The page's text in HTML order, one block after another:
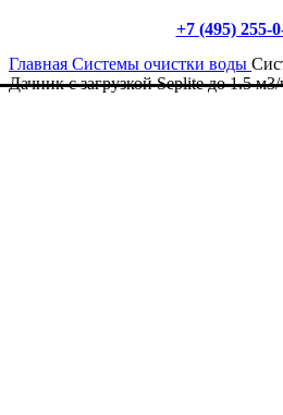
+7 (495) 255-
Главная Системы очистки воды
Дачник с загрузкой Seplite до 1.5 м3/